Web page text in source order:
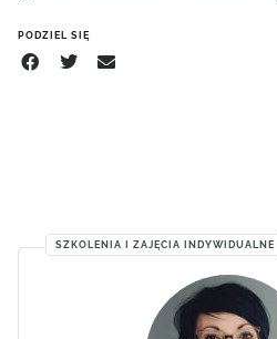
PODZIEL SIĘ
SZKOLENIA I ZAJĘCIA INDYWIDUALNE